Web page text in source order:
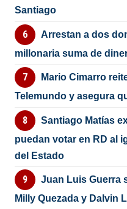
Santiago
Arrestan a dos
millonaria suma de
Mario Cimarro
Telemundo y asegura
Santiago Matías
puedan votar en RD al
del Estado
Juan Luis Guerra
Milly Quezada y Dalvin